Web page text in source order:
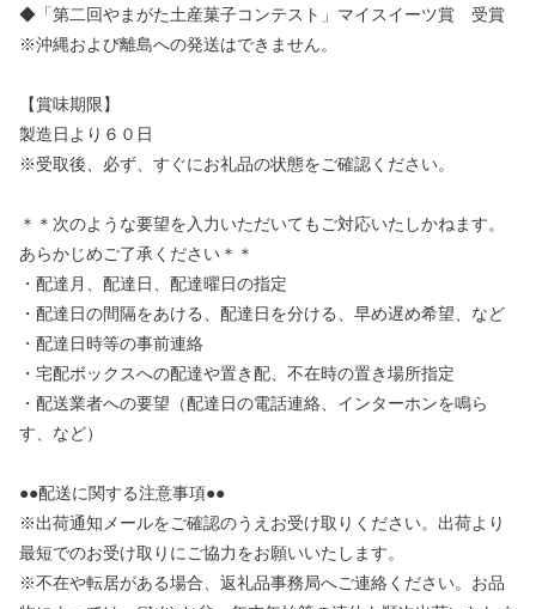
◆「第二回やまがた土産菓子コンテスト」マイスイーツ賞 受賞
※沖縄および離島への発送はできません。
【賞味期限】
製造日より６０日
※受取後、必ず、すぐにお礼品の状態をご確認ください。
＊＊次のような要望を入力いただいてもご対応いたしかねます。
あらかじめご了承ください＊＊
・配達月、配達日、配達曜日の指定
・配達日の間隔をあける、配達日を分ける、早め遅め希望、など
・配達日時等の事前連絡
・宅配ボックスへの配達や置き配、不在時の置き場所指定
・配送業者への要望（配達日の電話連絡、インターホンを鳴ら
す、など）
●●配送に関する注意事項●●
※出荷通知メールをご確認のうえお受け取りください。出荷より
最短でのお受け取りにご協力をお願いいたします。
※不在や転居がある場合、返礼品事務局へご連絡ください。お品